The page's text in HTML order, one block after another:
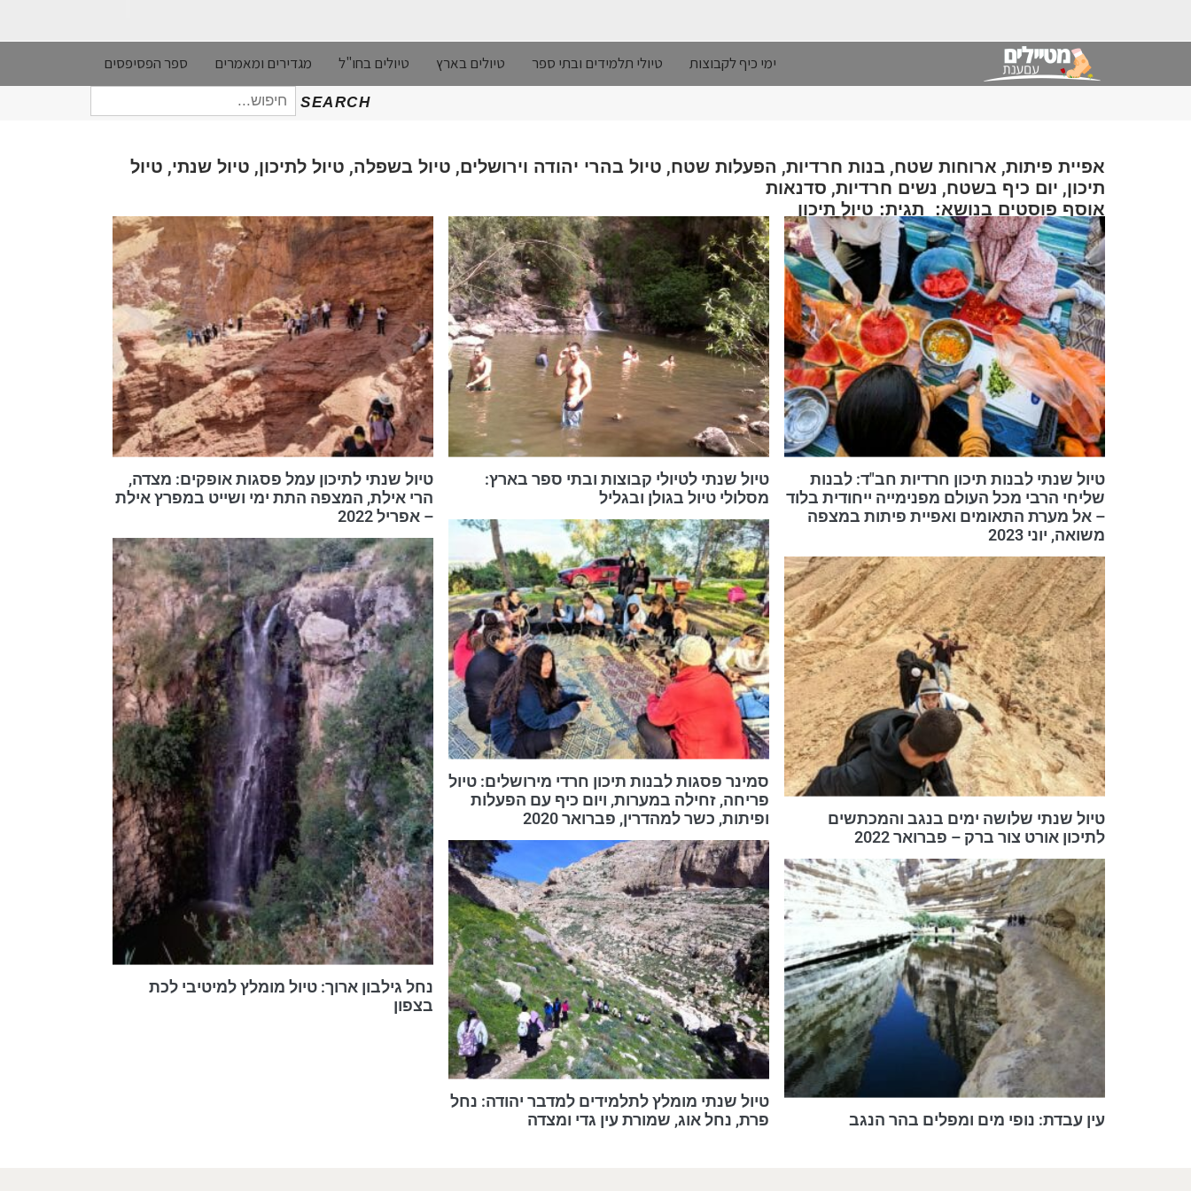
ימי כיף לקבוצות טיולי תלמידים ובתי ספר טיולים בארץ טיולים בחו"ל מגדירים ומאמרים ספר הפסיפסים
SEARCH
חיפוש
עבור:
אפיית פיתות, ארוחות שטח, בנות חרדיות, הפעלות שטח, טיול בהרי יהודה וירושלים, טיול בשפלה, טיול לתיכון, טיול שנתי, טיול
תיכון, יום כיף בשטח, נשים חרדיות, סדנאות
אוסף פוסטים בנושא: תגית: טיול תיכון
טיול שנתי לבנות תיכון חרדיות חב"ד: לבנות
שליחי הרבי מכל העולם מפנימייה ייחודית בלוד
– אל מערת התאומים ואפיית פיתות במצפה
משואה, יוני 2023
טיול שנתי לטיולי קבוצות ובתי ספר בארץ:
מסלולי טיול בגולן ובגליל
טיול שנתי לתיכון עמל פסגות אופקים: מצדה,
הרי אילת, המצפה התת ימי ושייט במפרץ אילת
– אפריל 2022
טיול שנתי שלושה ימים בנגב והמכתשים
לתיכון אורט צור ברק – פברואר 2022
סמינר פסגות לבנות תיכון חרדי מירושלים: טיול
פריחה, זחילה במערות, ויום כיף עם הפעלות
ופיתות, כשר למהדרין, פברואר 2020
נחל גילבון ארוך: טיול מומלץ למיטיבי לכת
בצפון
עין עבדת: נופי מים ומפלים בהר הנגב
טיול שנתי מומלץ לתלמידים למדבר יהודה: נחל
פרת, נחל אוג, שמורת עין גדי ומצדה